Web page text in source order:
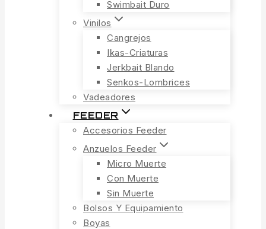
Swimbait Duro
Vinilos
Cangrejos
Ikas-Criaturas
Jerkbait Blando
Senkos-Lombrices
Vadeadores
FEEDER
Accesorios Feeder
Anzuelos Feeder
Micro Muerte
Con Muerte
Sin Muerte
Bolsos Y Equipamiento
Boyas